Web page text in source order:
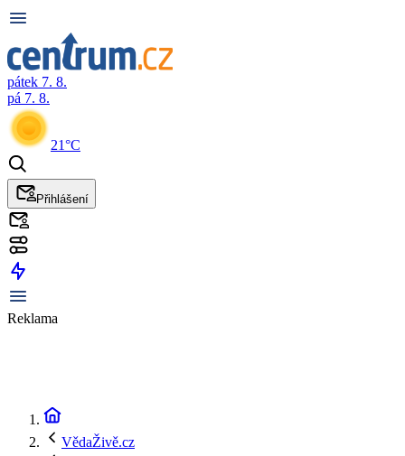
pátek 7. 8.
pá 7. 8.
21°C
Přihlášení
Reklama
VědaŽivě.cz